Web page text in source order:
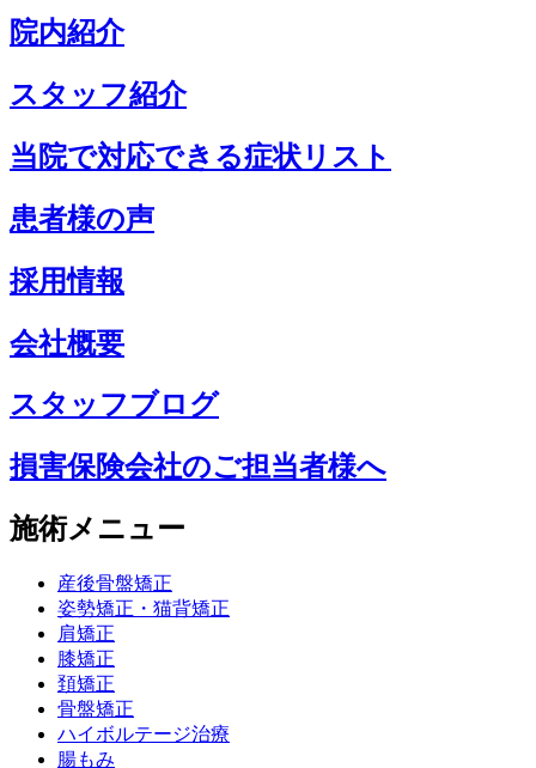
院内紹介
スタッフ紹介
当院で対応できる症状リスト
患者様の声
採用情報
会社概要
スタッフブログ
損害保険会社のご担当者様へ
施術メニュー
産後骨盤矯正
姿勢矯正・猫背矯正
肩矯正
膝矯正
頚矯正
骨盤矯正
ハイボルテージ治療
腸もみ